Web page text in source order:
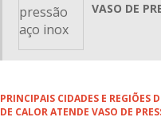
VASO DE PRESSÃO HORIZONTAL
TROCADOR DE CALOR
VASO DE PRESSÃO AÇO CARBONO
VASO DE
PRINCIPAIS CIDADES E REGIÕES
DE CALOR ATENDE VASO DE